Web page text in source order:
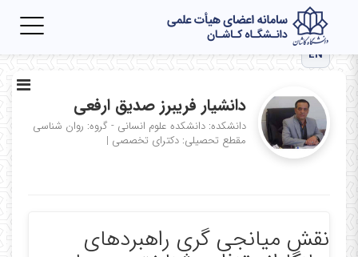
EN
دانشیار فریبرز صدیق ارفعی
دانشکده: دانشکده علوم انسانی - گروه: روان شناسی
مقطع تحصیلی: دکترای تخصصی |
نقش میانجی گری راهبردهای